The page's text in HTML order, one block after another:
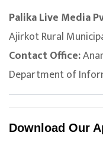
Palika Live Media
Ajirkot Rural
Contact Office:
Department of
Download Our